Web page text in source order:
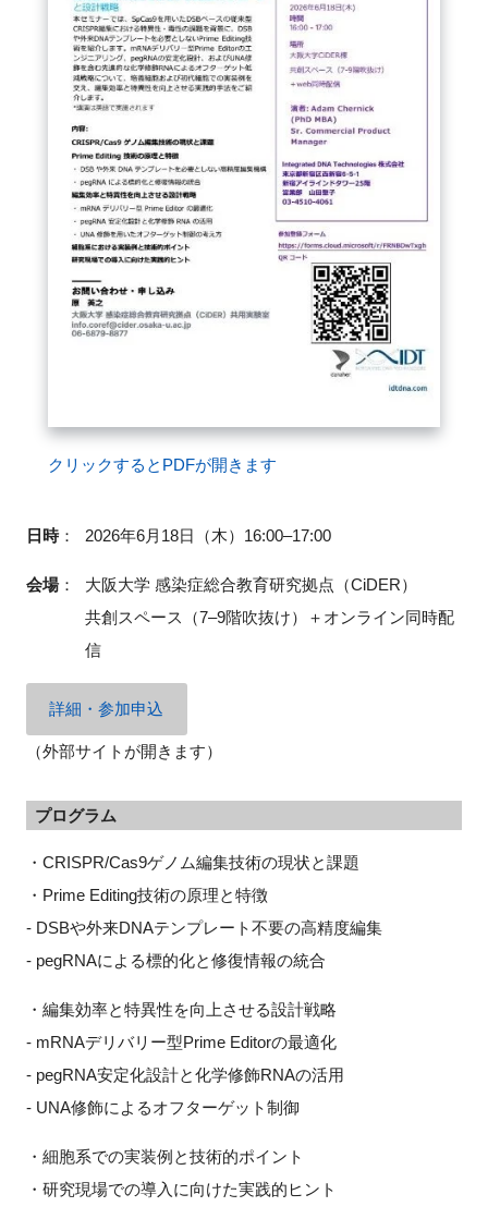
閉じる
クリックするとPDFが開きます
日時： 2026年6月18日（木）16:00–17:00
会場：
大阪大学 感染症総合教育研究拠点（CiDER）
共創スペース（7–9階吹抜け）＋オンライン同時配
信
詳細・参加申込
（外部サイトが開きます）
プログラム
・CRISPR/Cas9ゲノム編集技術の現状と課題
・Prime Editing技術の原理と特徴
- DSBや外来DNAテンプレート不要の高精度編集
- pegRNAによる標的化と修復情報の統合
・編集効率と特異性を向上させる設計戦略
- mRNAデリバリー型Prime Editorの最適化
- pegRNA安定化設計と化学修飾RNAの活用
- UNA修飾によるオフターゲット制御
・細胞系での実装例と技術的ポイント
・研究現場での導入に向けた実践的ヒント